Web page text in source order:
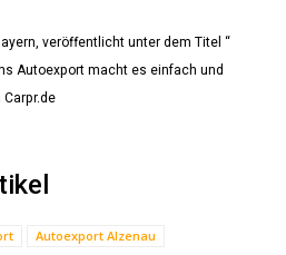
veröffentlicht unter dem Titel “
Autoexport macht es einfach und
Autoexport Alzenau